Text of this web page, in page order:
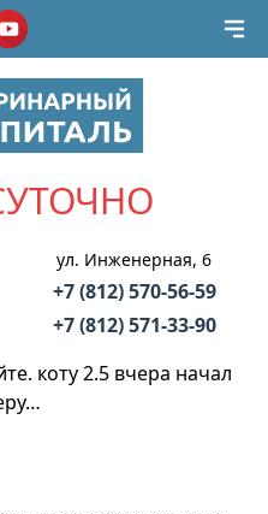
ул. Инженерная, 6
+7 (812) 570-56-59
+7 (812) 571-33-90
коту 2.5 вчера начал